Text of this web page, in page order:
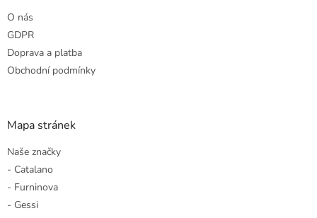
O nás
GDPR
Doprava a platba
Obchodní podmínky
Mapa stránek
Naše značky
- Catalano
- Furninova
- Gessi